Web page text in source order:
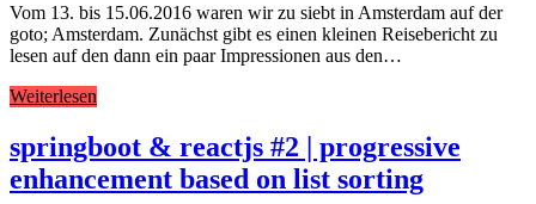
Vom 13. bis 15.06.2016 waren wir zu siebt in Amsterdam auf der
goto; Amsterdam. Zunächst gibt es einen kleinen Reisebericht zu
lesen auf den dann ein paar Impressionen aus den…
Weiterlesen
springboot & reactjs #2 | progressive
enhancement based on list sorting